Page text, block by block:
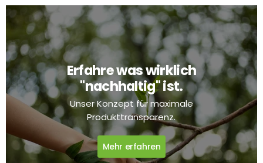
Erfahre was wirklich
"nachhaltig" ist.
Unser Konzept für maximale
Produkttransparenz.
Mehr erfahren